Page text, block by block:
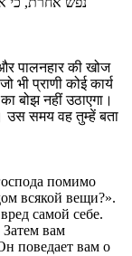
पालनहार की खोज
प्राणी कोई कार्य
बोझ नहीं उठाएगा।
उस समय वह तुम्हें बता
помимо
всякой вещи?».
самой себе.
вам
поведает вам о